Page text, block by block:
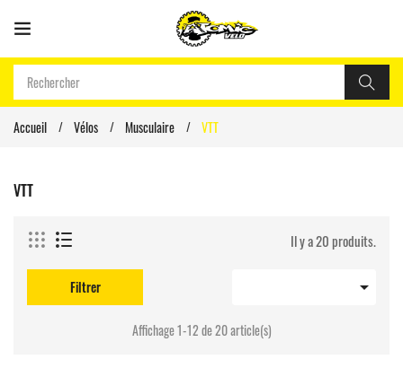
Accueil Vélos Musculaire VTT
VTT
Il y a 20 produits.

Filtrer
Affichage 1-12 de 20 article(s)